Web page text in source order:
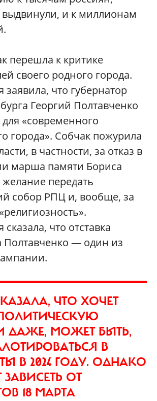
выдвинули, и к миллионам
перешла к критике
своего родного города.
заявила, что губернатор
Георгий Полтавченко
«современного
города». Собчак пожурила
в частности, за отказ в
марша памяти Бориса
передать
собор РПЦ и, вообще, за
что отставка
Полтавченко — один из
ЧТО ХОЧЕТ
ДАЖЕ, МОЖЕТ БЫТЬ,
В
В 2024 ГОДУ. ОДНАКО
ЗАВИСЕТЬ ОТ
18 МАРТА